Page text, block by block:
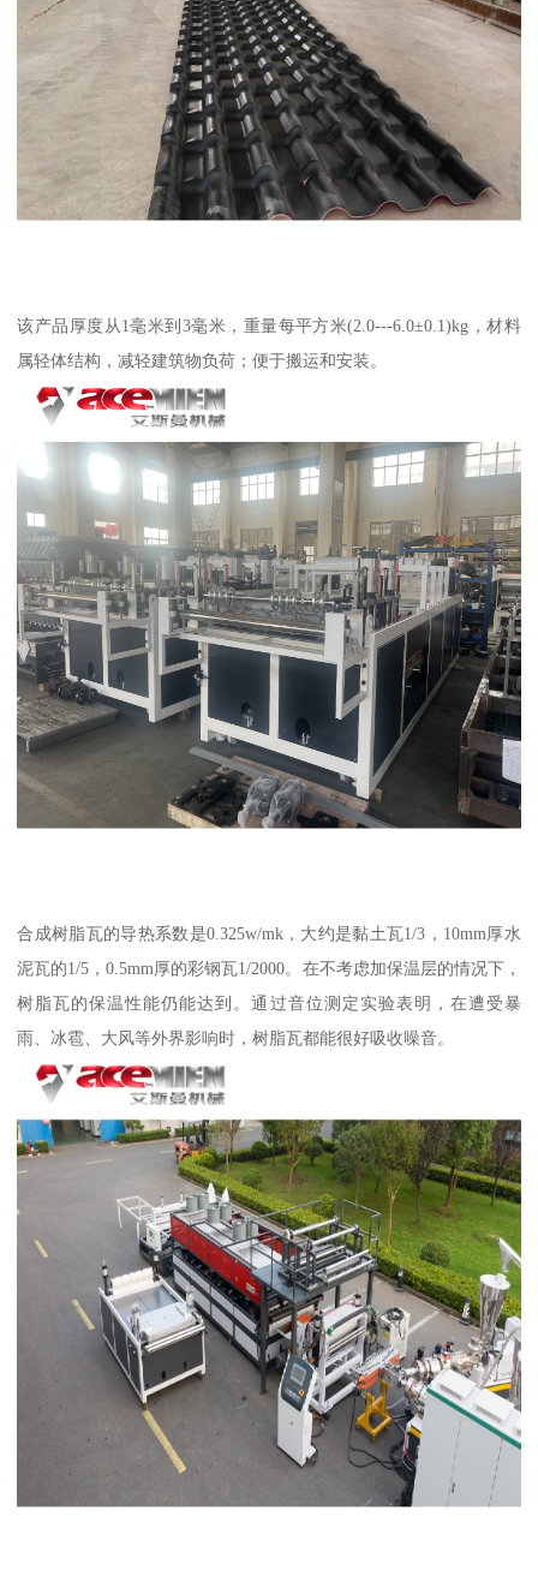
该产品厚度从1毫米到3毫米，重量每平方米(2.0---6.0±0.1)kg，材料
属轻体结构，减轻建筑物负荷；便于搬运和安装。
合成树脂瓦的导热系数是0.325w/mk，大约是黏土瓦1/3，10mm厚水
泥瓦的1/5，0.5mm厚的彩钢瓦1/2000。在不考虑加保温层的情况下，
树脂瓦的保温性能仍能达到。通过音位测定实验表明，在遭受暴
雨、冰雹、大风等外界影响时，树脂瓦都能很好吸收噪音。